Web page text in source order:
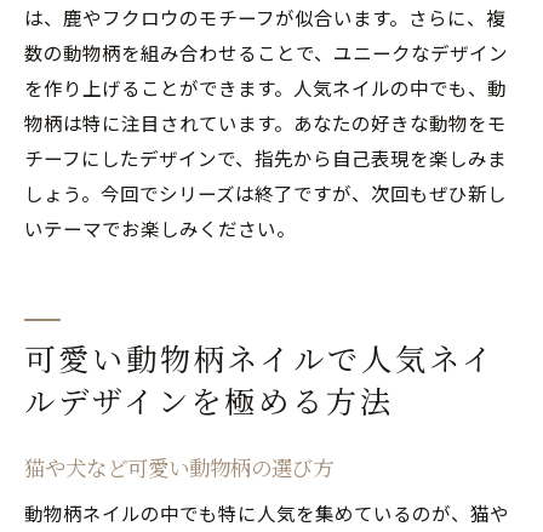
は、鹿やフクロウのモチーフが似合います。さらに、複
数の動物柄を組み合わせることで、ユニークなデザイン
を作り上げることができます。人気ネイルの中でも、動
物柄は特に注目されています。あなたの好きな動物をモ
チーフにしたデザインで、指先から自己表現を楽しみま
しょう。今回でシリーズは終了ですが、次回もぜひ新し
いテーマでお楽しみください。
可愛い動物柄ネイルで人気ネイ
ルデザインを極める方法
猫や犬など可愛い動物柄の選び方
動物柄ネイルの中でも特に人気を集めているのが、猫や